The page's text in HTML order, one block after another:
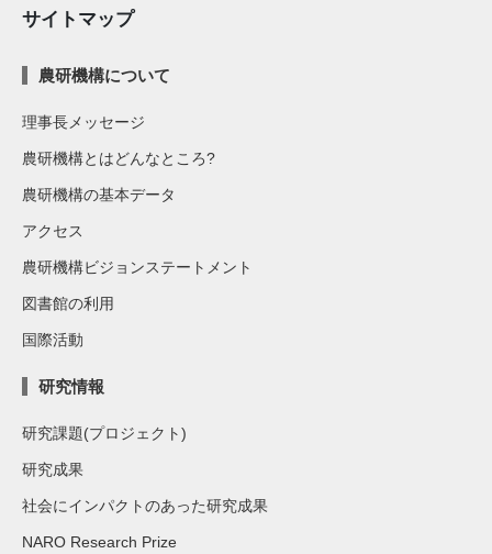
サイトマップ
農研機構について
理事長メッセージ
農研機構とはどんなところ?
農研機構の基本データ
アクセス
農研機構ビジョンステートメント
図書館の利用
国際活動
研究情報
研究課題(プロジェクト)
研究成果
社会にインパクトのあった研究成果
NARO Research Prize